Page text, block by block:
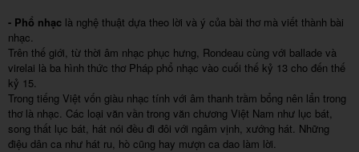
- Phổ nhạc là nghệ thuật dựa theo lời và ý của bài thơ mà viết thành bài
nhạc.
Trên thế giới, từ thời âm nhạc phục hưng, Rondeau cùng với ballade và
virelai là ba hình thức thơ Pháp phổ nhạc vào cuối thế kỷ 13 cho đến thế
kỷ 15.
Trong tiếng Việt vốn giàu nhạc tính với âm thanh trầm bổng nên lẩn trong
thơ là nhạc. Các loại văn vần trong văn chương Việt Nam như lục bát,
song thất lục bát, hát nói đều đi đôi với ngâm vịnh, xướng hát. Những
điệu dân ca như hát ru, hò cũng hay mượn ca dao làm lời.